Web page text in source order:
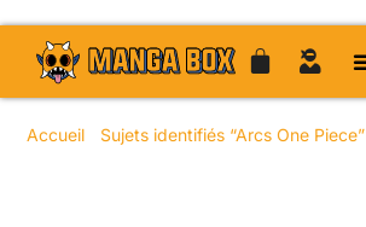
Accueil Sujets identifiés “Arcs One Piece”